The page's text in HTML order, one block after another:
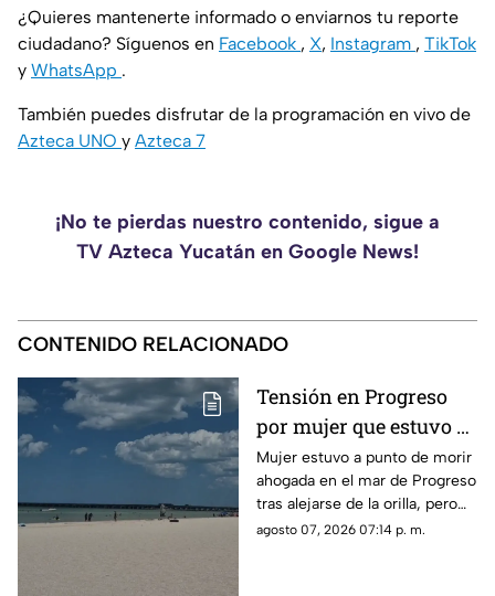
¿Quieres mantenerte informado o enviarnos tu reporte
ciudadano? Síguenos en Facebook , X, Instagram , TikTok
y WhatsApp .
También puedes disfrutar de la programación en vivo de
Azteca UNO y Azteca 7
¡No te pierdas nuestro contenido, sigue a
TV Azteca Yucatán en Google News!
CONTENIDO RELACIONADO
Tensión en Progreso
por mujer que estuvo a
punto de morir
AHOGADA; esto se sabe
Mujer estuvo a punto de morir
ahogada en el mar de Progreso
tras alejarse de la orilla, pero
bañistas la rescataron y
agosto 07, 2026 07:14 p. m.